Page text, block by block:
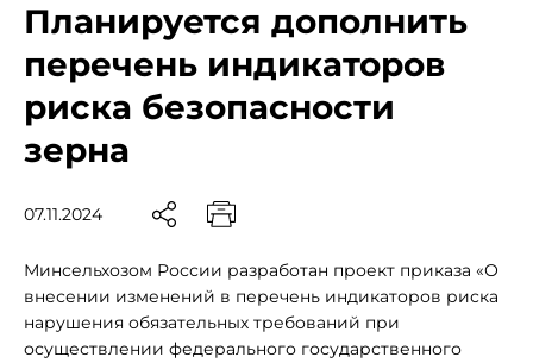
Планируется дополнить
перечень индикаторов
риска безопасности
зерна
07.11.2024
Минсельхозом России разработан проект приказа «О
внесении изменений в перечень индикаторов риска
нарушения обязательных требований при
осуществлении федерального государственного